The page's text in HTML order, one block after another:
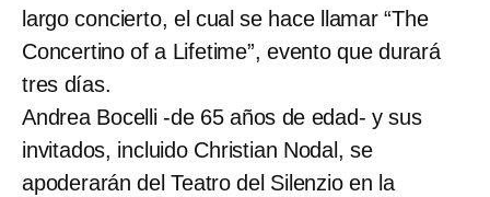
largo concierto, el cual se hace llamar “The
Concertino of a Lifetime”, evento que durará
tres días.
Andrea Bocelli -de 65 años de edad- y sus
invitados, incluido Christian Nodal, se
apoderarán del Teatro del Silenzio en la